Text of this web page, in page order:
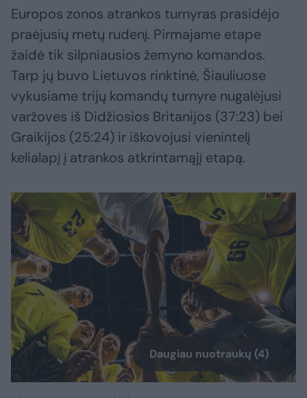
Europos zonos atrankos turnyras prasidėjo
praėjusių metų rudenį. Pirmajame etape
žaidė tik silpniausios žemyno komandos.
Tarp jų buvo Lietuvos rinktinė, Šiauliuose
vykusiame trijų komandų turnyre nugalėjusi
varžoves iš Didžiosios Britanijos (37:23) bei
Graikijos (25:24) ir iškovojusi vienintelį
kelialapį į atrankos atkrintamąjį etapą.
Daugiau nuotraukų (4)